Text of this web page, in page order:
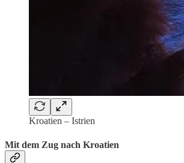
Kroatien – Istrien
Mit dem Zug nach Kroatien